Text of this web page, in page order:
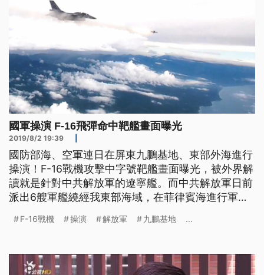
國軍操演 F-16飛彈命中靶艦畫面曝光
2019/8/2 19:39
國防部海、空軍連日在屏東九鵬基地、東部外海進行
操演！F-16戰機攻擊中字號靶艦畫面曝光，被外界解
讀就是針對中共解放軍的遼寧艦。而中共解放軍日前
派出6艘軍艦繞經我東部海域，在菲律賓海進行軍
調，充分掌握確保國家安全與區域穩定。 成功級子
天弓飛彈，國軍屏東九鵬基地操演，執行12類117枚
飛彈精準炸彈射擊，陸海空齊
F-16戰機 操演 解放軍 九鵬基地 ...